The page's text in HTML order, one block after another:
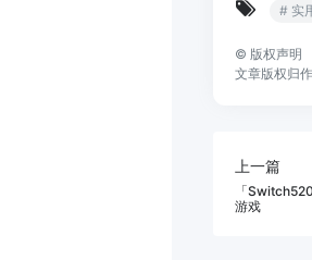
# 实
© 版权声明
文章版权归
上一篇
「
游戏